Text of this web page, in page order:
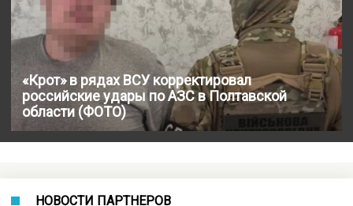
«Крот» в рядах ВСУ корректировал
российские удары по АЗС в Полтавской
области (ФОТО)
НОВОСТИ ПАРТНЕРОВ